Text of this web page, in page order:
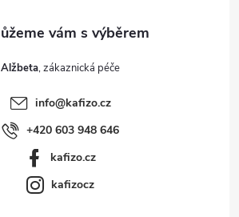
Alžbeta
info@kafizo.cz
+420 603 948 646
kafizo.cz
kafizocz